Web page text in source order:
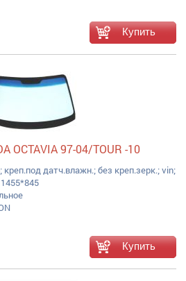
OCTAVIA 97-04/TOUR -10
датч.влажн.; без креп.зерк.; vin;